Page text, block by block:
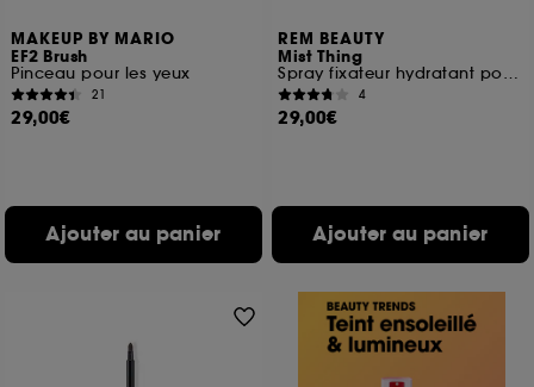
MAKEUP BY MARIO
EF2 Brush
Pinceau pour les yeux
21
29,00€
Ajouter au panier
REM BEAUTY
Mist Thing
Spray fixateur hydratant pour le maquillage
4
29,00€
Ajouter au panier